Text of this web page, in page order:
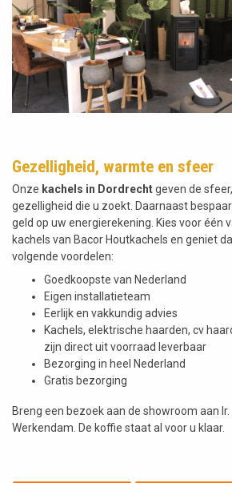
Gezelligheid, warmte en sfeer
Onze kachels in Dordrechtgeven de
gezelligheid die u zoekt. Daarnaast
geld op uw energierekening. Kies voor één
kachels van Bacor Houtkachels en geniet
volgende voordelen:
Goedkoopste van Nederland
Eigen installatieteam
Eerlijk en vakkundig advies
Kachels, elektrische haarden, cv
zijn direct uit voorraad leverbaar
Bezorging in heel Nederland
Gratis bezorging
Breng een bezoek aan de showroom aan
Werkendam. De koffie staat al voor u klaar.